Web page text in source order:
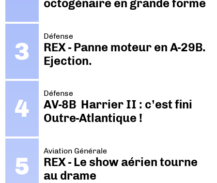
octogénaire en grande forme
Défense
REX - Panne moteur en A-29B.
Ejection.
Défense
AV-8B Harrier II : c’est fini
Outre-Atlantique !
Aviation Générale
REX - Le show aérien tourne
au drame